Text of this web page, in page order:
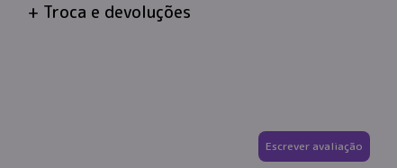
Troca e devoluções
Escrever avaliação